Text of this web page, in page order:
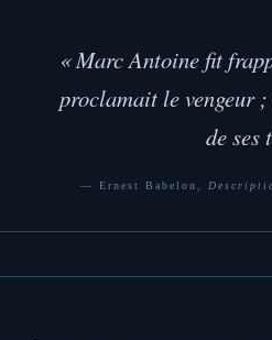
« Marc Antoine fit
proclamait le vengeur
de ses
— Ernest Babelon,